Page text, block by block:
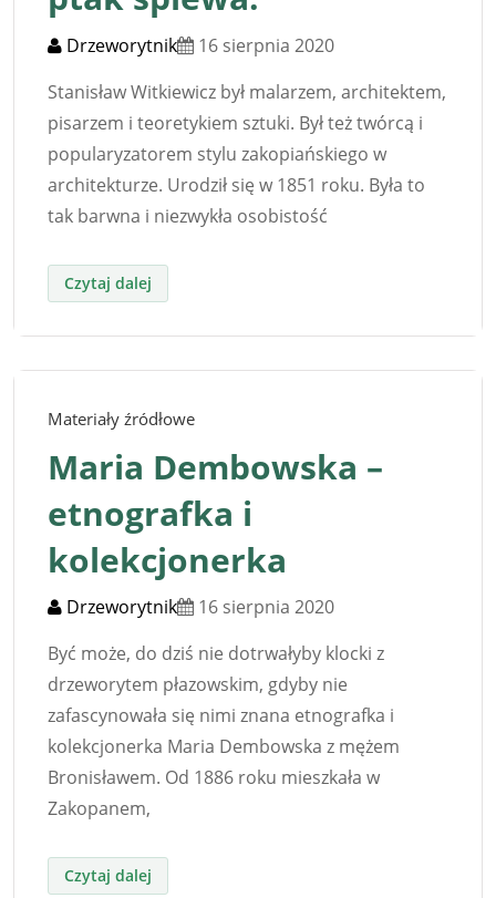
Drzeworytnik
16 sierpnia 2020
Stanisław Witkiewicz był malarzem, architektem,
pisarzem i teoretykiem sztuki. Był też twórcą i
popularyzatorem stylu zakopiańskiego w
architekturze. Urodził się w 1851 roku. Była to
tak barwna i niezwykła osobistość
Materiały źródłowe
Maria Dembowska –
etnografka i
kolekcjonerka
Drzeworytnik
16 sierpnia 2020
Być może, do dziś nie dotrwałyby klocki z
drzeworytem płazowskim, gdyby nie
zafascynowała się nimi znana etnografka i
kolekcjonerka Maria Dembowska z mężem
Bronisławem. Od 1886 roku mieszkała w
Zakopanem,